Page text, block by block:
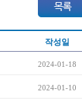
작성일
2024-01-18
2024-01-10